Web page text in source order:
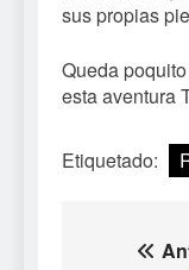
sus propias
Queda
esta aventura
Etiquetado: